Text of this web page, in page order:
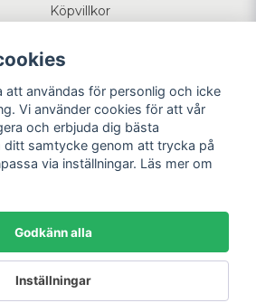
Köpvillkor
Följ oss
Facebook
Instagram
Vi levererar med
Powered by Nyehandel AB
att användas för personlig och icke
Vi använder cookies för att vår
och erbjuda dig bästa
ditt samtycke genom att trycka på
via inställningar. Läs mer om
Godkänn alla
Inställningar